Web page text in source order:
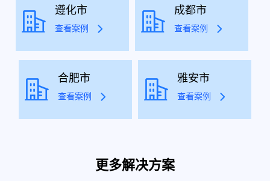
遵化市
查看案例
成都市
查看案例
合肥市
查看案例
雅安市
查看案例
更多解决方案